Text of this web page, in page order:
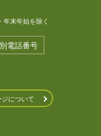
年末年始を除く
電話番号
ジについて